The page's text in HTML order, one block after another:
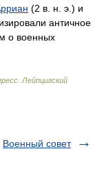
(2 в. н. э.) и
античное
о военных
Лейпцигский
Военный совет